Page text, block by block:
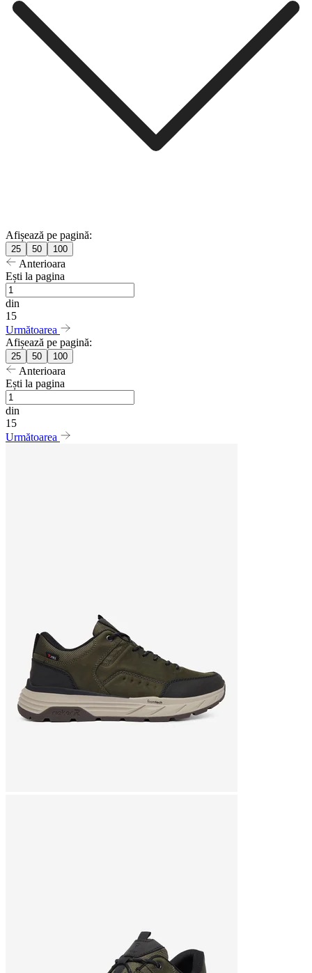
Afișează pe pagină:
25 50 100
Anterioara
Ești la pagina
din
15
Următoarea
Afișează pe pagină:
25 50 100
Anterioara
Ești la pagina
din
15
Următoarea